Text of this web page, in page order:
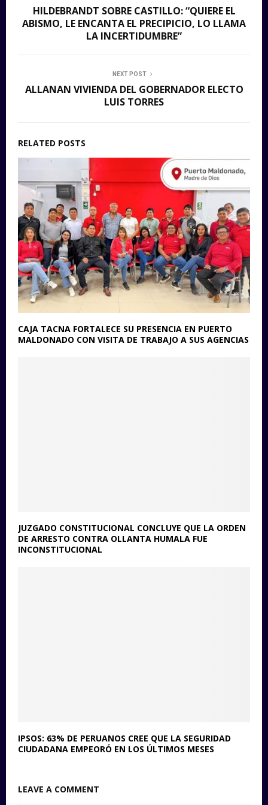
HILDEBRANDT SOBRE CASTILLO: “QUIERE EL
ABISMO, LE ENCANTA EL PRECIPICIO, LO LLAMA
LA INCERTIDUMBRE”
NEXT POST
ALLANAN VIVIENDA DEL GOBERNADOR ELECTO
LUIS TORRES
RELATED POSTS
CAJA TACNA FORTALECE SU PRESENCIA EN PUERTO
MALDONADO CON VISITA DE TRABAJO A SUS AGENCIAS
JUZGADO CONSTITUCIONAL CONCLUYE QUE LA ORDEN
DE ARRESTO CONTRA OLLANTA HUMALA FUE
INCONSTITUCIONAL
IPSOS: 63% DE PERUANOS CREE QUE LA SEGURIDAD
CIUDADANA EMPEORÓ EN LOS ÚLTIMOS MESES
LEAVE A COMMENT